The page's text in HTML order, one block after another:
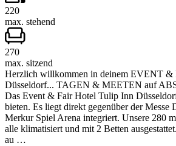
220
max. stehend
270
max. sitzend
Herzlich willkommen in deinem EVENT
Düsseldorf... TAGEN & MEETEN auf
Das Event & Fair Hotel Tulip Inn
bieten. Es liegt direkt gegenüber der Messe
Merkur Spiel Arena integriert. Unsere 280
alle klimatisiert und mit 2 Betten
au …